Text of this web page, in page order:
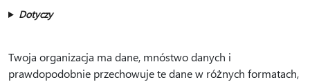
Dotyczy
Twoja organizacja ma dane, mnóstwo danych i
prawdopodobnie przechowuje te dane w różnych formatach,